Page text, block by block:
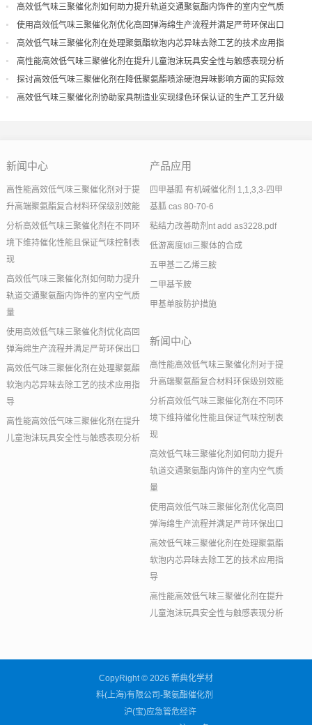
现
高效低气味三聚催化剂如何助力提升轨道交通聚氨酯内饰件的室内空气质
量
使用高效低气味三聚催化剂优化高回弹海绵生产流程并满足严苛环保出口
高效低气味三聚催化剂在处理聚氨酯软泡内芯异味去除工艺的技术应用指
导
高性能高效低气味三聚催化剂在提升儿童泡沫玩具安全性与触感表现分析
探讨高效低气味三聚催化剂在降低聚氨酯喷涂硬泡异味影响方面的实际效
果
高效低气味三聚催化剂协助家具制造业实现绿色环保认证的生产工艺升级
新闻中心
高性能高效低气味三聚催化剂对于提
升高端聚氨酯复合材料环保级别效能
分析高效低气味三聚催化剂在不同环
境下维持催化性能且保证气味控制表
现
高效低气味三聚催化剂如何助力提升
轨道交通聚氨酯内饰件的室内空气质
量
使用高效低气味三聚催化剂优化高回
弹海绵生产流程并满足严苛环保出口
高效低气味三聚催化剂在处理聚氨酯
软泡内芯异味去除工艺的技术应用指
导
高性能高效低气味三聚催化剂在提升
儿童泡沫玩具安全性与触感表现分析
产品应用
四甲基胍 有机碱催化剂 1,1,3,3-四甲
基胍 cas 80-70-6
粘结力改善助剂nt add as3228.pdf
低游离度tdi三聚体的合成
五甲基二乙烯三胺
二甲基苄胺
甲基单胺防护措施
新闻中心
高性能高效低气味三聚催化剂对于提
升高端聚氨酯复合材料环保级别效能
分析高效低气味三聚催化剂在不同环
境下维持催化性能且保证气味控制表
现
高效低气味三聚催化剂如何助力提升
轨道交通聚氨酯内饰件的室内空气质
量
使用高效低气味三聚催化剂优化高回
弹海绵生产流程并满足严苛环保出口
高效低气味三聚催化剂在处理聚氨酯
软泡内芯异味去除工艺的技术应用指
导
高性能高效低气味三聚催化剂在提升
儿童泡沫玩具安全性与触感表现分析
CopyRight © 2026 新典化学材
料(上海)有限公司-聚氨酯催化剂
沪(宝)应急管危经许